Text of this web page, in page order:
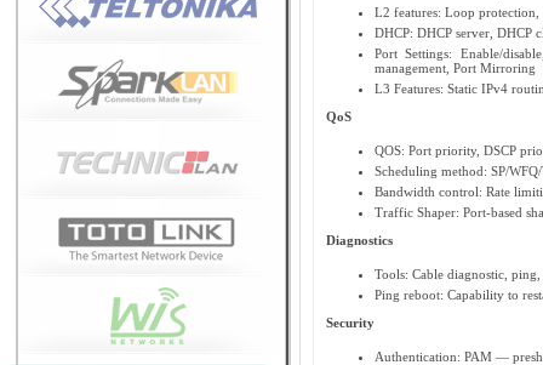
L2 features: Loop
DHCP: DHCP server, DHCP
Port Settings: Enable/
management, Port Mirroring
L3 Features: Static IPv4
QoS
QOS: Port priority, DSCP
Scheduling method: SP/WFQ/
Bandwidth control: Rate
Traffic Shaper: Port-based
Diagnostics
Tools: Cable diagnostic,
Ping reboot: Capability to
Security
Authentication: PAM —